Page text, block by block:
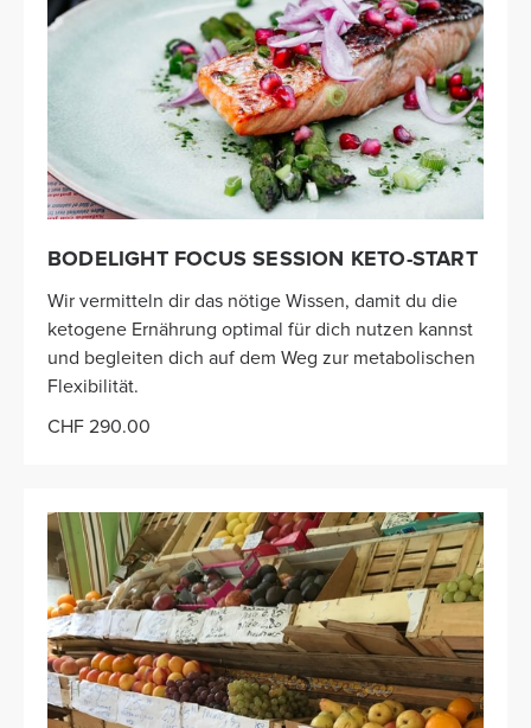
BODELIGHT FOCUS SESSION KETO-START
Wir vermitteln dir das nötige Wissen, damit du die
ketogene Ernährung optimal für dich nutzen kannst
und begleiten dich auf dem Weg zur metabolischen
Flexibilität.
CHF 290.00